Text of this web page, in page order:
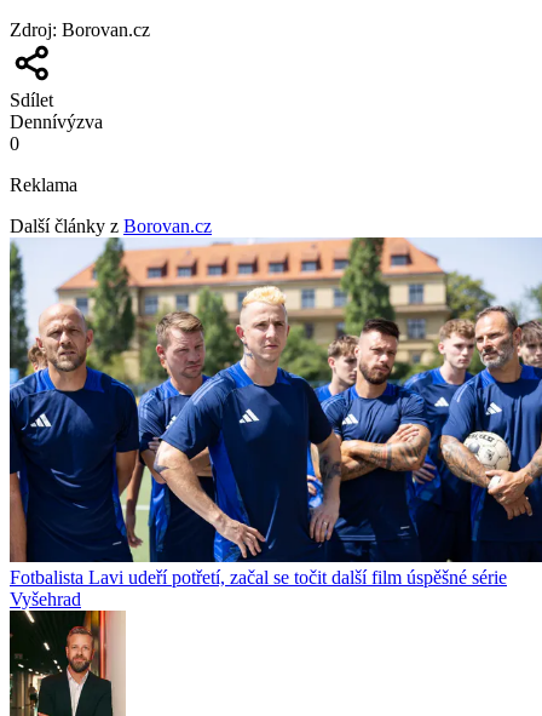
Zdroj: Borovan.cz
Sdílet
Dennívýzva
0
Reklama
Další články z Borovan.cz
Fotbalista Lavi udeří potřetí, začal se točit další film úspěšné série
Vyšehrad